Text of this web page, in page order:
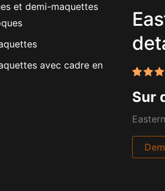
et demi-maquettes
avec cadre en
sur 5
basé
client
Sur